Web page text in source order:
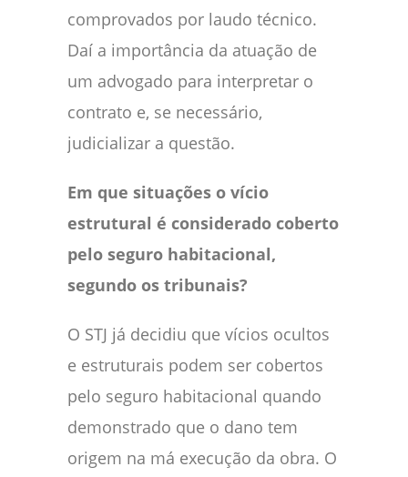
comprovados por laudo técnico.
Daí a importância da atuação de
um advogado para interpretar o
contrato e, se necessário,
judicializar a questão.
Em que situações o vício
estrutural é considerado coberto
pelo seguro habitacional,
segundo os tribunais?
O STJ já decidiu que vícios ocultos
e estruturais podem ser cobertos
pelo seguro habitacional quando
demonstrado que o dano tem
origem na má execução da obra. O